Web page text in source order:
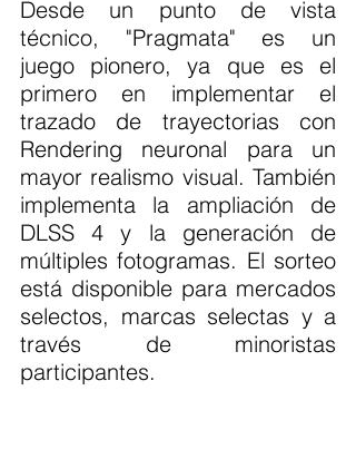
Desde un punto de vista
técnico, "Pragmata" es un
juego pionero, ya que es el
primero en implementar el
trazado de trayectorias con
Rendering neuronal para un
mayor realismo visual. También
implementa la ampliación de
DLSS 4 y la generación de
múltiples fotogramas. El sorteo
está disponible para mercados
selectos, marcas selectas y a
través de minoristas
participantes.